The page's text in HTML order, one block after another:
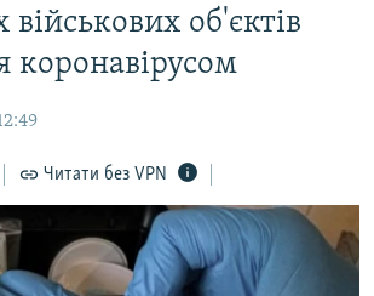
військових об'єктів
коронавірусом
Читати без VPN